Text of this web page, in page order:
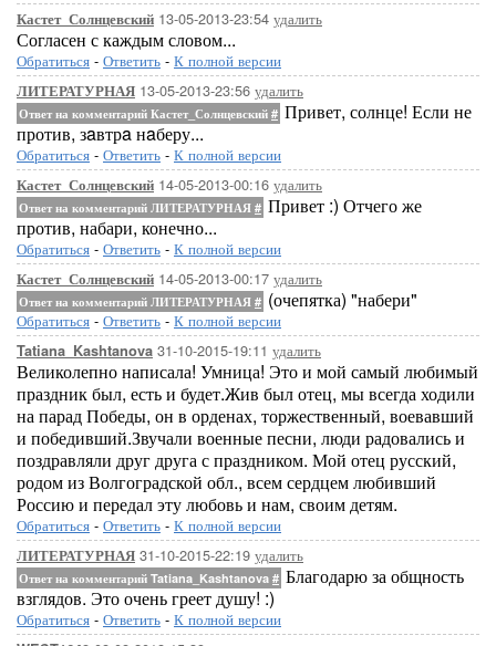
Кастет_Солнцевский 13-05-2013-23:54 удалить
Согласен с каждым словом...
Обратиться - Ответить - К полной версии
ЛИТЕРАТУРНАЯ 13-05-2013-23:56 удалить
Ответ на комментарий Кастет_Солнцевский # Привет, солнце! Если не
против, зaвтрa нaберу...
Обратиться - Ответить - К полной версии
Кастет_Солнцевский 14-05-2013-00:16 удалить
Ответ на комментарий ЛИТЕРАТУРНАЯ # Привет :) Отчего же
против, набари, конечно...
Обратиться - Ответить - К полной версии
Кастет_Солнцевский 14-05-2013-00:17 удалить
Ответ на комментарий ЛИТЕРАТУРНАЯ # (очепятка) "набери"
Обратиться - Ответить - К полной версии
Tatiana_Kashtanova 31-10-2015-19:11 удалить
Великолепно написала! Умница! Это и мой самый любимый
праздник был, есть и будет.Жив был отец, мы всегда ходили
на парад Победы, он в орденах, торжественный, воевавший
и победивший.Звучали военные песни, люди радовались и
поздравляли друг друга с праздником. Мой отец русский,
родом из Волгоградской обл., всем сердцем любивший
Россию и передал эту любовь и нам, своим детям.
Обратиться - Ответить - К полной версии
ЛИТЕРАТУРНАЯ 31-10-2015-22:19 удалить
Ответ на комментарий Tatiana_Kashtanova # Благодарю за общность
взглядов. Это очень греет душу! :)
Обратиться - Ответить - К полной версии